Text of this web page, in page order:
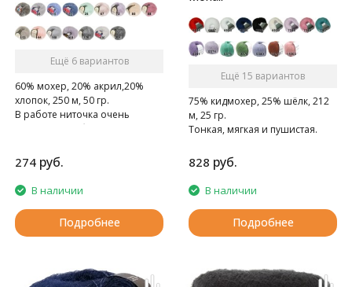
Ещё 6 вариантов
60% мохер, 20% акрил,20%
хлопок, 250 м, 50 гр.
В работе ниточка очень
приятна, не обрывается, дарит
274 руб.
В наличии
Подробнее
Ещё 15 вариантов
75% кидмохер, 25% шёлк, 212
м, 25 гр.
Тонкая, мягкая и пушистая.
828 руб.
В наличии
Подробнее